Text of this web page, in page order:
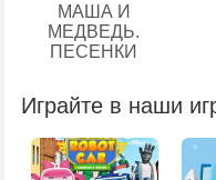
МАША И
МЕДВЕДЬ.
ПЕСЕНКИ
Играйте в наши